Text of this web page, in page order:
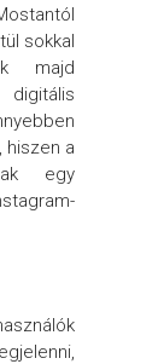
sokkal
majd
hiszen a
egy